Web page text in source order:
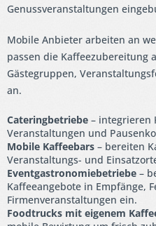
Genussveranstaltungen
Mobile Anbieter arbeiten an
passen die Kaffeezubereitung
Gästegruppen,
an.
Cateringbetriebe – integrieren
Veranstaltungen und
Mobile Kaffeebars – bereiten
Veranstaltungs- und
Eventgastronomiebetriebe –
Kaffeeangebote in Empfänge,
Firmenveranstaltungen ein.
Foodtrucks mit eigenem